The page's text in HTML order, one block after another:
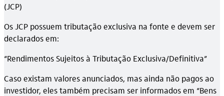
(JCP)
Os JCP possuem tributação exclusiva na fonte e devem ser
declarados em:
“Rendimentos Sujeitos à Tributação Exclusiva/Definitiva”
Caso existam valores anunciados, mas ainda não pagos ao
investidor, eles também precisam ser informados em “Bens